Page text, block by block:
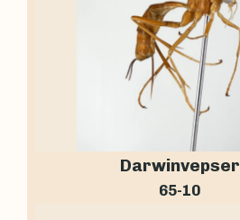
Darwinvepser
65-10